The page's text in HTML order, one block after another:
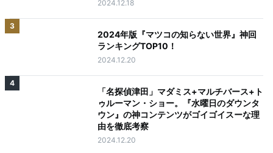
2024.12.18
3
2024年版『マツコの知らない世界』神回
ランキングTOP10！
2024.12.20
4
「名探偵津田」マダミス+マルチバース+ト
ゥルーマン・ショー。『水曜日のダウンタ
ウン』の神コンテンツがゴイゴイスーな理
由を徹底考察
2024.12.20